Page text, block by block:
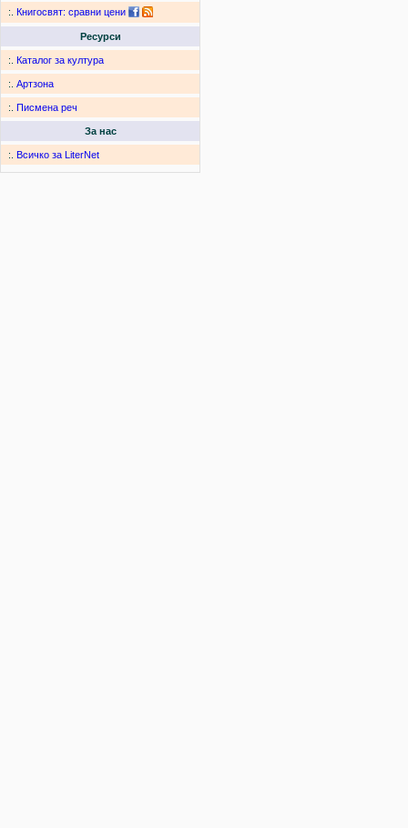
:. Книгосвят: сравни цени
Ресурси
:. Каталог за култура
:. Артзона
:. Писмена реч
За нас
:. Всичко за LiterNet